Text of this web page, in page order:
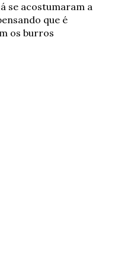
se acostumaram a
que é
os burros